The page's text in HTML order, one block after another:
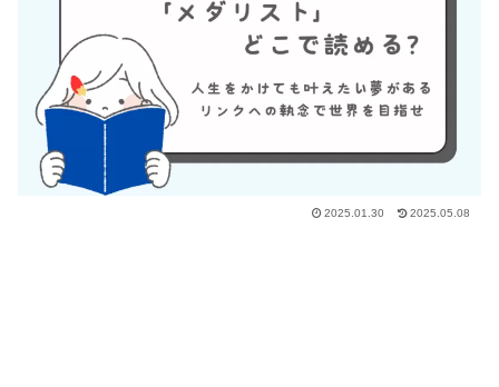
2025.01.30 2025.05.08